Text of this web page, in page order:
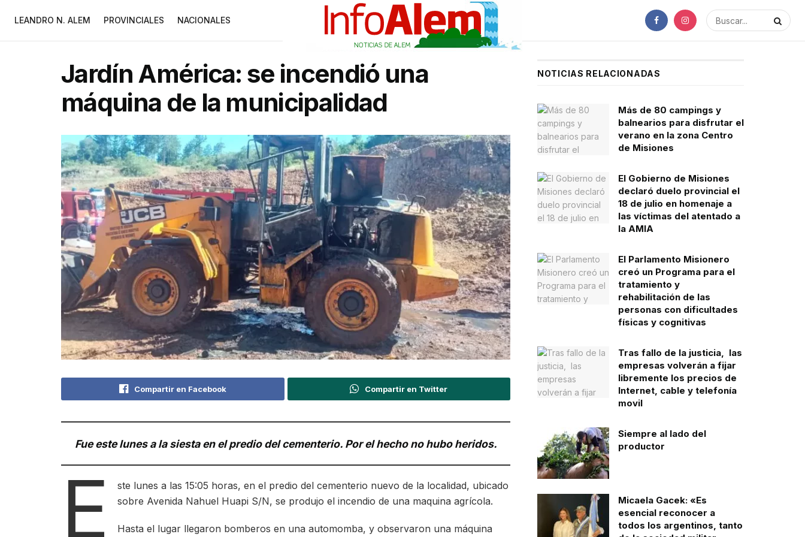
LEANDRO N. ALEM PROVINCIALES NACIONALES
Jardín América: se incendió una
máquina de la municipalidad
Compartir en Facebook Compartir en Twitter
Fue este lunes a la siesta en el predio del cementerio. Por el hecho no hubo heridos.
E
ste lunes a las 15:05 horas, en el predio del cementerio nuevo de la localidad, ubicado
sobre Avenida Nahuel Huapi S/N, se produjo el incendio de una maquina agrícola.
Hasta el lugar llegaron bomberos en una automomba, y observaron una máquina
NOTICIAS RELACIONADAS
Más de 80 campings y
balnearios para disfrutar el
verano en la zona Centro
de Misiones
El Gobierno de Misiones
declaró duelo provincial el
18 de julio en homenaje a
las víctimas del atentado a
la AMIA
El Parlamento Misionero
creó un Programa para el
tratamiento y
rehabilitación de las
personas con dificultades
físicas y cognitivas
Tras fallo de la justicia, las
empresas volverán a fijar
libremente los precios de
Internet, cable y telefonía
movil
Siempre al lado del
productor
Micaela Gacek: «Es
esencial reconocer a
todos los argentinos, tanto